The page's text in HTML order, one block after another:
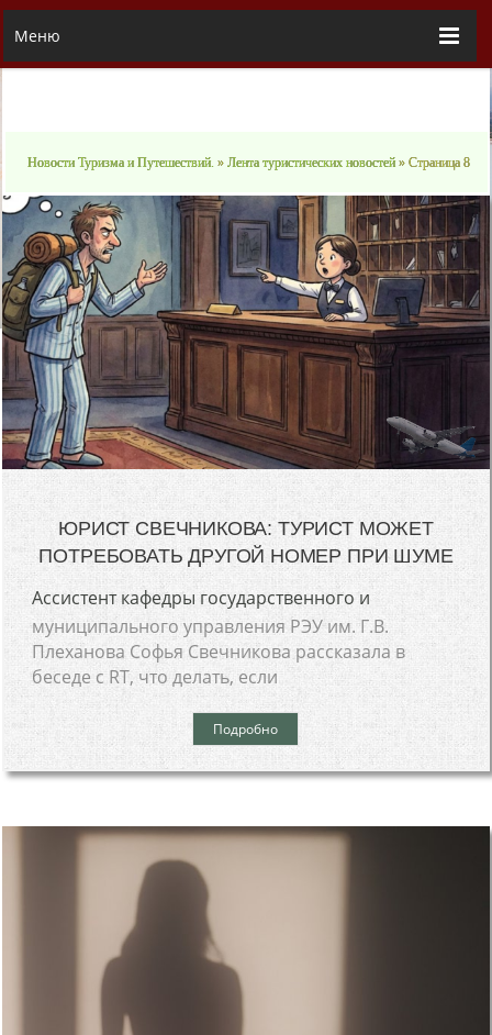
Меню
Новости Туризма и Путешествий. »Лента туристических новостей » Страница 8
ЮРИСТ СВЕЧНИКОВА: ТУРИСТ МОЖЕТ
ПОТРЕБОВАТЬ ДРУГОЙ НОМЕР ПРИ ШУМЕ
Ассистент кафедры государственного и
муниципального управления РЭУ им. Г.В.
Плеханова Софья Свечникова рассказала в
беседе с RT, что делать, если
Подробно